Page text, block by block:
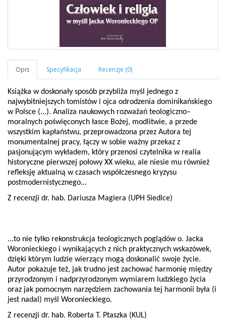
Książka w doskonały sposób przybliża myśl jednego z
najwybitniejszych tomistów i ojca odrodzenia dominikańskiego
w Polsce (...). Analiza naukowych rozważań teologiczno–
moralnych poświęconych łasce Bożej, modlitwie, a przede
wszystkim kapłaństwu, przeprowadzona przez Autora tej
monumentalnej pracy, łączy w sobie ważny przekaz z
pasjonującym wykładem, który przenosi czytelnika w realia
historyczne pierwszej połowy XX wieku, ale niesie mu również
refleksję aktualną w czasach współczesnego kryzysu
postmodernistycznego...
Z recenzji dr. hab. Dariusza Magiera (UPH Siedlce)
...to nie tylko rekonstrukcja teologicznych poglądów o. Jacka
Woronieckiego i wynikających z nich praktycznych wskazówek,
dzięki którym ludzie wierzący mogą doskonalić swoje życie.
Autor pokazuje też, jak trudno jest zachować harmonię między
przyrodzonym i nadprzyrodzonym wymiarem ludzkiego życia
oraz jak pomocnym narzędziem zachowania tej harmonii była (i
jest nadal) myśl Woronieckiego.
Z recenzji dr. hab. Roberta T. Ptaszka (KUL)